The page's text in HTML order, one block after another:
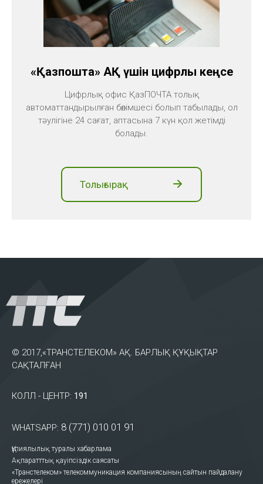
«Қазпошта» АҚ үшін цифрлық кеңсе
Цифрлық офис ҚазПОЧТА толық
автоматтандырылған бөлімшесі болып табылады, ол
тәулігіне 24 сағат, аптасына 7 күн қол жетімді
болады.
Толығырақ
© 2017,«ТРАНСТЕЛЕКОМ» АҚ. БАРЛЫҚ ҚҰҚЫҚТАР
САҚТАЛҒАН
КОЛЛ - ЦЕНТР: 191
WHATSAPP: 8 (771) 010 01 91
Құпиялылық туралы хабарлама
Ақпаратттық қауіпсіздік саясаты
«Транстелеком» телекоммуникация компаниясының сайтын пайдалану
ережелері